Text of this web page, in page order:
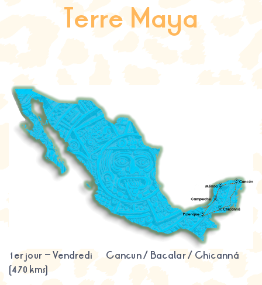
Terre Maya
1erjour –Vendredi Cancun/ Bacalar / Chicanná
(470 kms)